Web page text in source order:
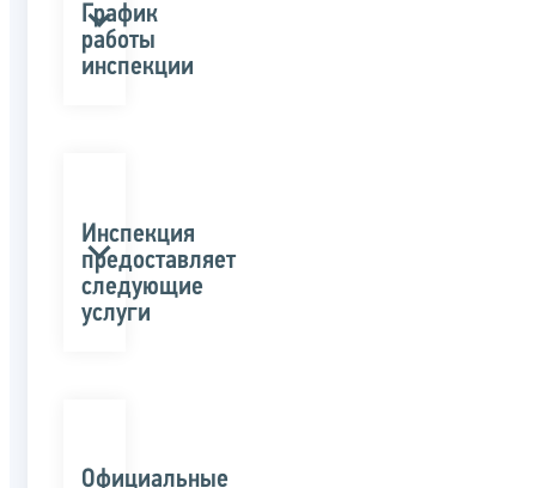
График
работы
инспекции
Инспекция
предоставляет
следующие
услуги
Официальные